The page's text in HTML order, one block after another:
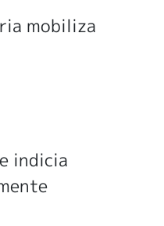
mobiliza
indicia